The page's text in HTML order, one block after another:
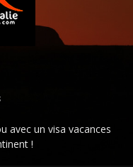
avec un visa vacances
!